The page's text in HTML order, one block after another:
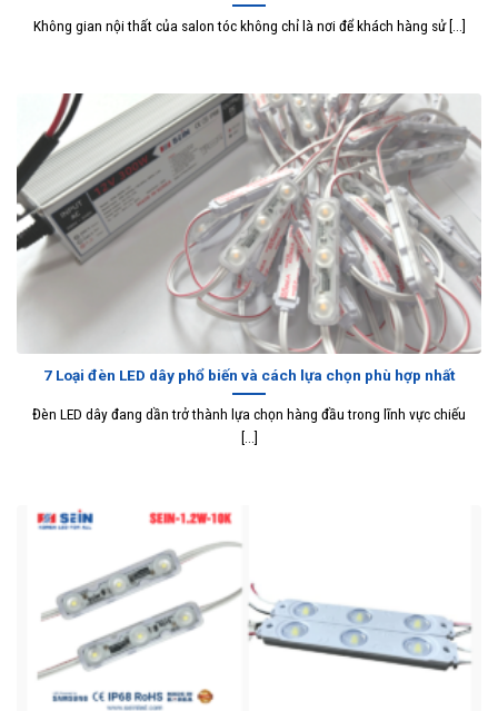
Không gian nội thất của salon tóc không chỉ là nơi để khách hàng sử [...]
7 Loại đèn LED dây phổ biến và cách lựa chọn phù hợp nhất
Đèn LED dây đang dần trở thành lựa chọn hàng đầu trong lĩnh vực chiếu
[...]